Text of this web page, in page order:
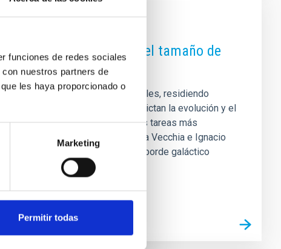
funciones de redes sociales
nuestros partners de
les haya proporcionado o
Marketing
Permitir todas
oscura utilizando el tamaño de
las "puntas del iceberg" visibles, residiendo
halos. Aunque estos halos dictan la evolución y el
durante mucho tiempo una de las tareas más
& Astrophysics por Claudio Dalla Vecchia e Ignacio
fundamental: una definición de "borde galáctico